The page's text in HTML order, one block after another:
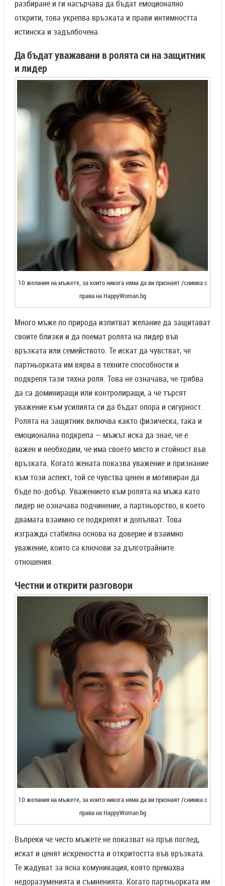
разбиране и ги насърчава да бъдат емоционално
открити, това укрепва връзката и прави интимността
истинска и задълбочена.
Да бъдат уважавани в ролята си на защитник
и лидер
10 желания на мъжете, за които никога няма да ви признаят /снимка с
права на HappyWoman.bg
Много мъже по природа изпитват желание да защитават
своите близки и да поемат ролята на лидер във
връзката или семейството. Те искат да чувстват, че
партньорката им вярва в техните способности и
подкрепя тази тяхна роля. Това не означава, че трябва
да са доминиращи или контролиращи, а че търсят
уважение към усилията си да бъдат опора и сигурност.
Ролята на защитник включва както физическа, така и
емоционална подкрепа — мъжът иска да знае, че е
важен и необходим, че има своето място и стойност във
връзката. Когато жената показва уважение и признание
към този аспект, той се чувства ценен и мотивиран да
бъде по-добър. Уважението към ролята на мъжа като
лидер не означава подчинение, а партньорство, в което
двамата взаимно се подкрепят и допълват. Това
изгражда стабилна основа на доверие и взаимно
уважение, които са ключови за дълготрайните
отношения.
Честни и открити разговори
10 желания на мъжете, за които никога няма да ви признаят /снимка с
права на HappyWoman.bg
Въпреки че често мъжете не показват на пръв поглед,
искат и ценят искреността и откритостта във връзката.
Те жадуват за ясна комуникация, която премахва
недоразуменията и съмненията. Когато партньорката им